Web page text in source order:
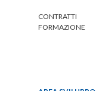
CONTRATTI
FORMAZIONE